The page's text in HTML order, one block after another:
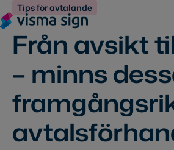
Tips för avtalande
Från avsikt
– minns